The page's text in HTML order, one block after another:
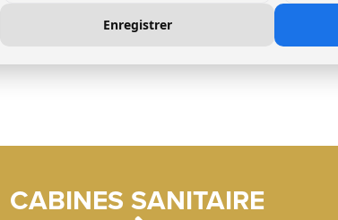
CABINES SANITAIRE
Enregistrer